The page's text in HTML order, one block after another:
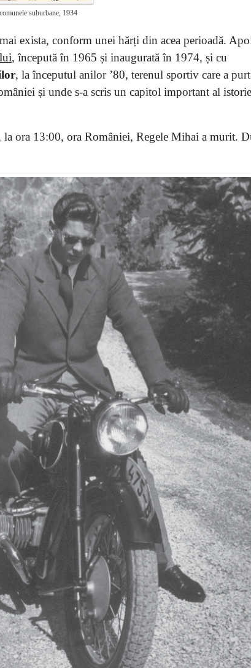
suburbane, 1934
exista, conform unei hărți din acea perioadă.
, începută în 1965 și inaugurată în 1974, și cu
, la începutul anilor ’80, terenul sportiv care a
și unde s-a scris un capitol important al
ora 13:00, ora României, Regele Mihai a murit.